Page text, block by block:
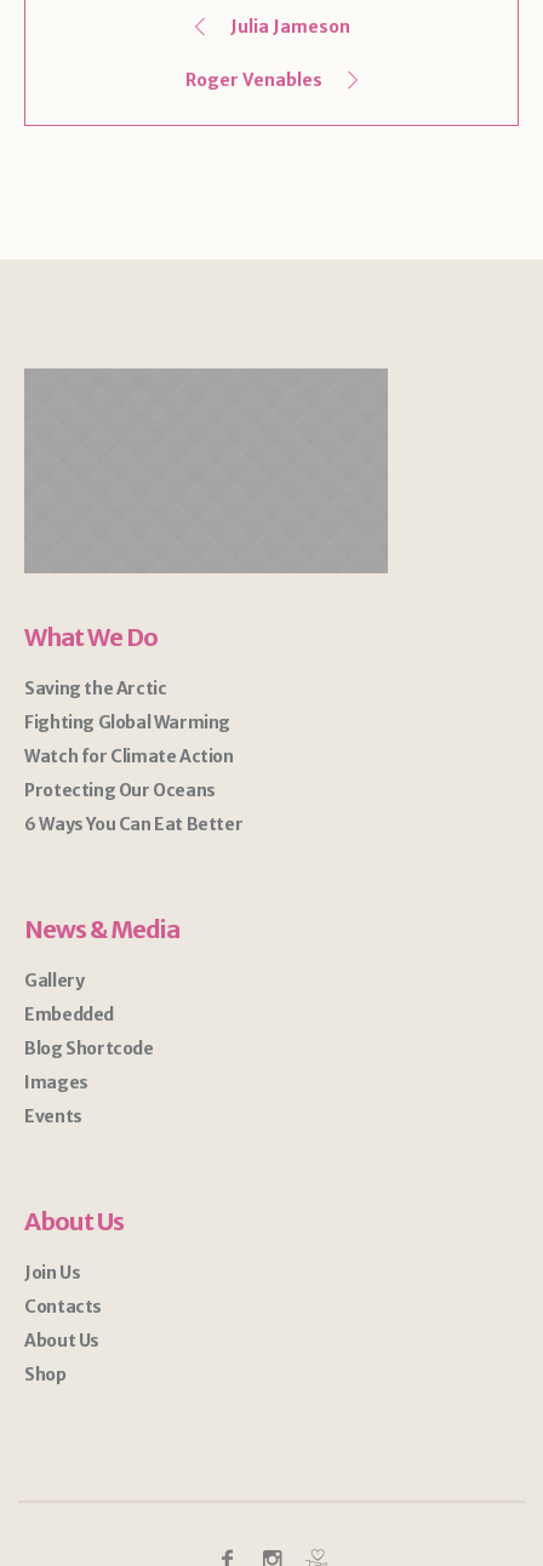
Julia Jameson
Roger Venables
What We Do
Saving the Arctic
Fighting Global Warming
Watch for Climate Action
Protecting Our Oceans
6 Ways You Can Eat Better
News & Media
Gallery
Embedded
Blog Shortcode
Images
Events
About Us
Join Us
Contacts
About Us
Shop